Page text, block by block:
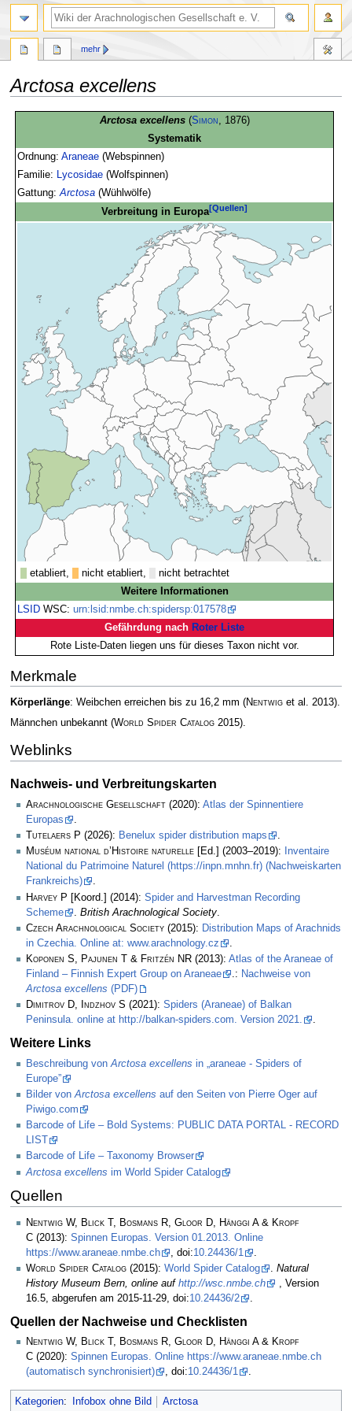
Arctosa excellens
springen
springen
Arctosa excellens (Simon , 1876)
Systematik
Ordnung:Araneae (Webspinnen)
Familie:
Lycosidae (Wolfspinnen)
Gattung:Arctosa (Wühlwölfe)
Verbreitung in Europa[Quellen]
etabliert, nicht etabliert,
nicht betrachtet
Weitere Informationen
LSID WSC:urn:lsid:nmbe.ch:spidersp:017578
Gefährdung nach Roter Liste
Rote Liste-Daten liegen uns für dieses Taxon nicht vor.
Merkmale
Körperlänge: Weibchen erreichen bis zu 16,2 mm (Nentwiget al. 2013).
Männchen unbekannt (World Spider Catalog2015).
Weblinks
Nachweis- und Verbreitungskarten
Arachnologische Gesellschaft (2020): Atlas der Spinnentiere
Europas
.
Tutelaers P (2026): Benelux spider distribution maps
.
Muséum national d’Histoire naturelle [Ed.] (2003–2019):
Inventaire
National du Patrimoine Naturel (https://inpn.mnhn.fr) (Nachweiskarten
Frankreichs)
.
Harvey P [Koord.] (2014): Spider and Harvestman Recording
Scheme
British Arachnological Society
Czech Arachnological Society (2015): Distribution Maps of Arachnids
in Czechia. Online at: www.arachnology.cz
.
Koponen S, Pajunen T & Fritzén NR (2013): Atlas of the Araneae of
Finland – Finnish Expert Group on Araneae
.: Nachweise von
Arctosa excellens (PDF)
Dimitrov D, Indzhov S (2021): Spiders (Araneae) of Balkan
Peninsula. online at http://balkan-spiders.com. Version 2021.
.
Weitere Links
Beschreibung von Arctosa excellens in „araneae - Spiders of
Europe”
Bilder von Arctosa excellens auf den Seiten von Pierre Oger auf
Piwigo.com
Barcode of Life – Bold Systems: PUBLIC DATA PORTAL - RECORD
LIST
Barcode of Life – Taxonomy Browser
Arctosa excellens im World Spider Catalog
Quellen
Nentwig W, Blick T, Bosmans R, Gloor D, Hänggi A & Kropf
C (2013): Spinnen Europas. Version 01.2013. Online
https://www.araneae.nmbe.ch
, doi:10.24436/1
.
World Spider Catalog (2015): World Spider Catalog . Natural
History Museum Bern, online auf http://wsc.nmbe.ch
, Version
16.5, abgerufen am 2015-11-29, doi:10.24436/2 .
Quellen der Nachweise und Checklisten
Nentwig W, Blick T, Bosmans R, Gloor D, Hänggi A & Kropf
C (2020): Spinnen Europas. Online https://www.araneae.nmbe.ch
(automatisch synchronisiert)
, doi:10.24436/1 .
Kategorien: Infobox ohne Bild Arctosa
mehr